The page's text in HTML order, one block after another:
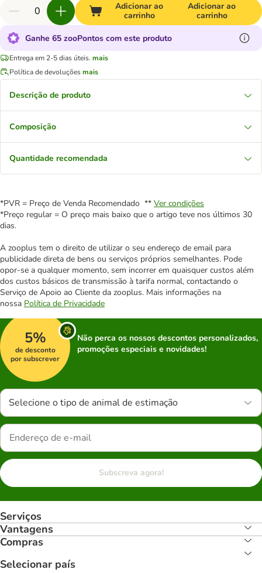
Adicionar ao
carrinho
Adicionar ao
carrinho
Ganhe 65 zooPontos com este produto
Entrega em 2-5 dias úteis. mais
Política de devoluçõesmais
Descrição de produto
Composição
Quantidade recomendada
*PVR = Preço de Venda Recomendado ** Ver condições
*Preço regular = O preço mais baixo que o artigo teve nos últimos 30
dias.
A zooplus tem o direito de utilizar o seu endereço de email para
publicidade direta de bens ou serviços próprios semelhantes. Pode
opor-se a qualquer momento, sem incorrer em quaisquer custos além
dos custos básicos de transmissão à tarifa normal, contactando o
Serviço de Apoio ao Cliente da zooplus. Mais informações na
nossa Política de Privacidade
5%
de desconto
por subscrever
Não perca os nossos descontos personalizados,
promoções especiais e novidades!
Selecione o tipo de animal de estimação
Subscreva agora!
Serviços
Vantagens
Compras
Selecionar país